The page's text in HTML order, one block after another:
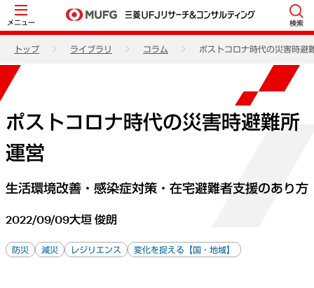
メニュー 検索
トップ ライブラリ コラム ポストコロナ時代の災害時避
ポストコロナ時代の災害時避難所
運営
生活環境改善・感染症対策・在宅避難者支援のあり方
2022/09/09大垣 俊朗
防災 減災 レジリエンス 変化を捉える【国・地域】